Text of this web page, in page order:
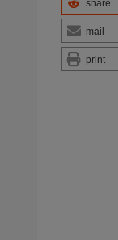
share
mail
print